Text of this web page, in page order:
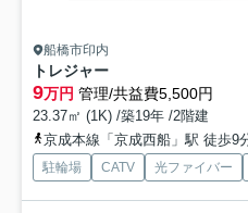
船橋市印内
トレジャー
9万円 管理/共益費5,500円
23.37㎡ (1K) /築19年 /2階建
京成本線「京成西船」駅 徒歩9
駐輪場 CATV 光ファイバー